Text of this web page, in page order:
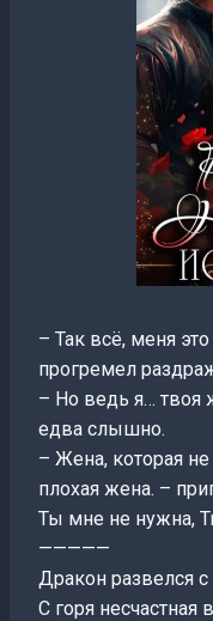
– Так всё, меня
прогремел
– Но ведь я… твоя
едва слышно.
– Жена, которая
плохая жена. –
Ты мне не нужна,
—————
Дракон развелся
С горя